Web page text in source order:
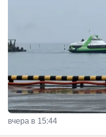
вчера в 15:44